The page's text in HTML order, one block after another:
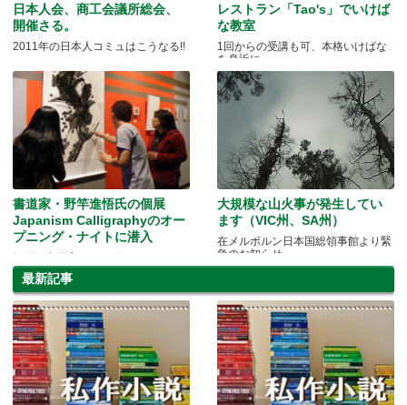
日本人会、商工会議所総会、
開催さる。
2011年の日本人コミュはこうなる!!
レストラン「Tao's」でいけば
な教室
1回からの受講も可、本格いけばな
を身近に
書道家・野竿進悟氏の個展
Japanism Calligraphyのオー
プニング・ナイトに潜入
気鋭の書道家がメルボルンにやって
きた!!
大規模な山火事が発生してい
ます（VIC州、SA州）
在メルボルン日本国総領事館より緊
急のお知らせ
最新記事